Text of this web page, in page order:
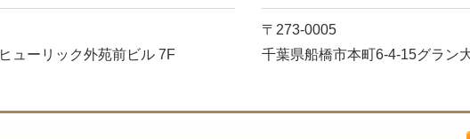
ヒューリック外苑前ビル 7F
〒273-0005
千葉県船橋市本町6-4-15グラン